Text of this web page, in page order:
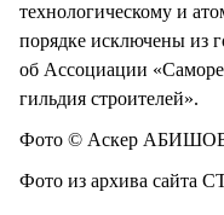
технологическому и
порядке исключены из
об Ассоциации
гильдия строителей».
Фото © Аскер АБИШОВ,
Фото из архива сайта